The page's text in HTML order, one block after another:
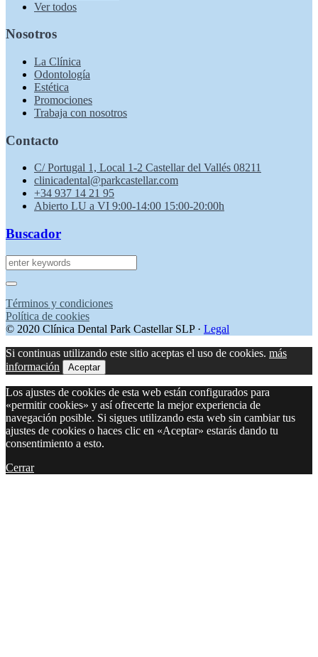
Ver todos
Nosotros
La Clínica
Odontología
Estética
Promociones
Trabaja con nosotros
Contacto
C/ Portugal 1, Local 1-2 Castellar del Vallés 08211
clinicadental@parkcastellar.com
+34 937 14 21 95
Abierto LU a VI 9:00-14:00 15:00-20:00h
Buscador
Términos y condiciones
Política de cookies
© 2020 Clínica Dental Park Castellar SLP · Legal
Si continuas utilizando este sitio aceptas el uso de cookies. más
información
Aceptar
Los ajustes de cookies de esta web están configurados para
«permitir cookies» y así ofrecerte la mejor experiencia de
navegación posible. Si sigues utilizando esta web sin cambiar tus
ajustes de cookies o haces clic en «Aceptar» estarás dando tu
consentimiento a esto.
Cerrar